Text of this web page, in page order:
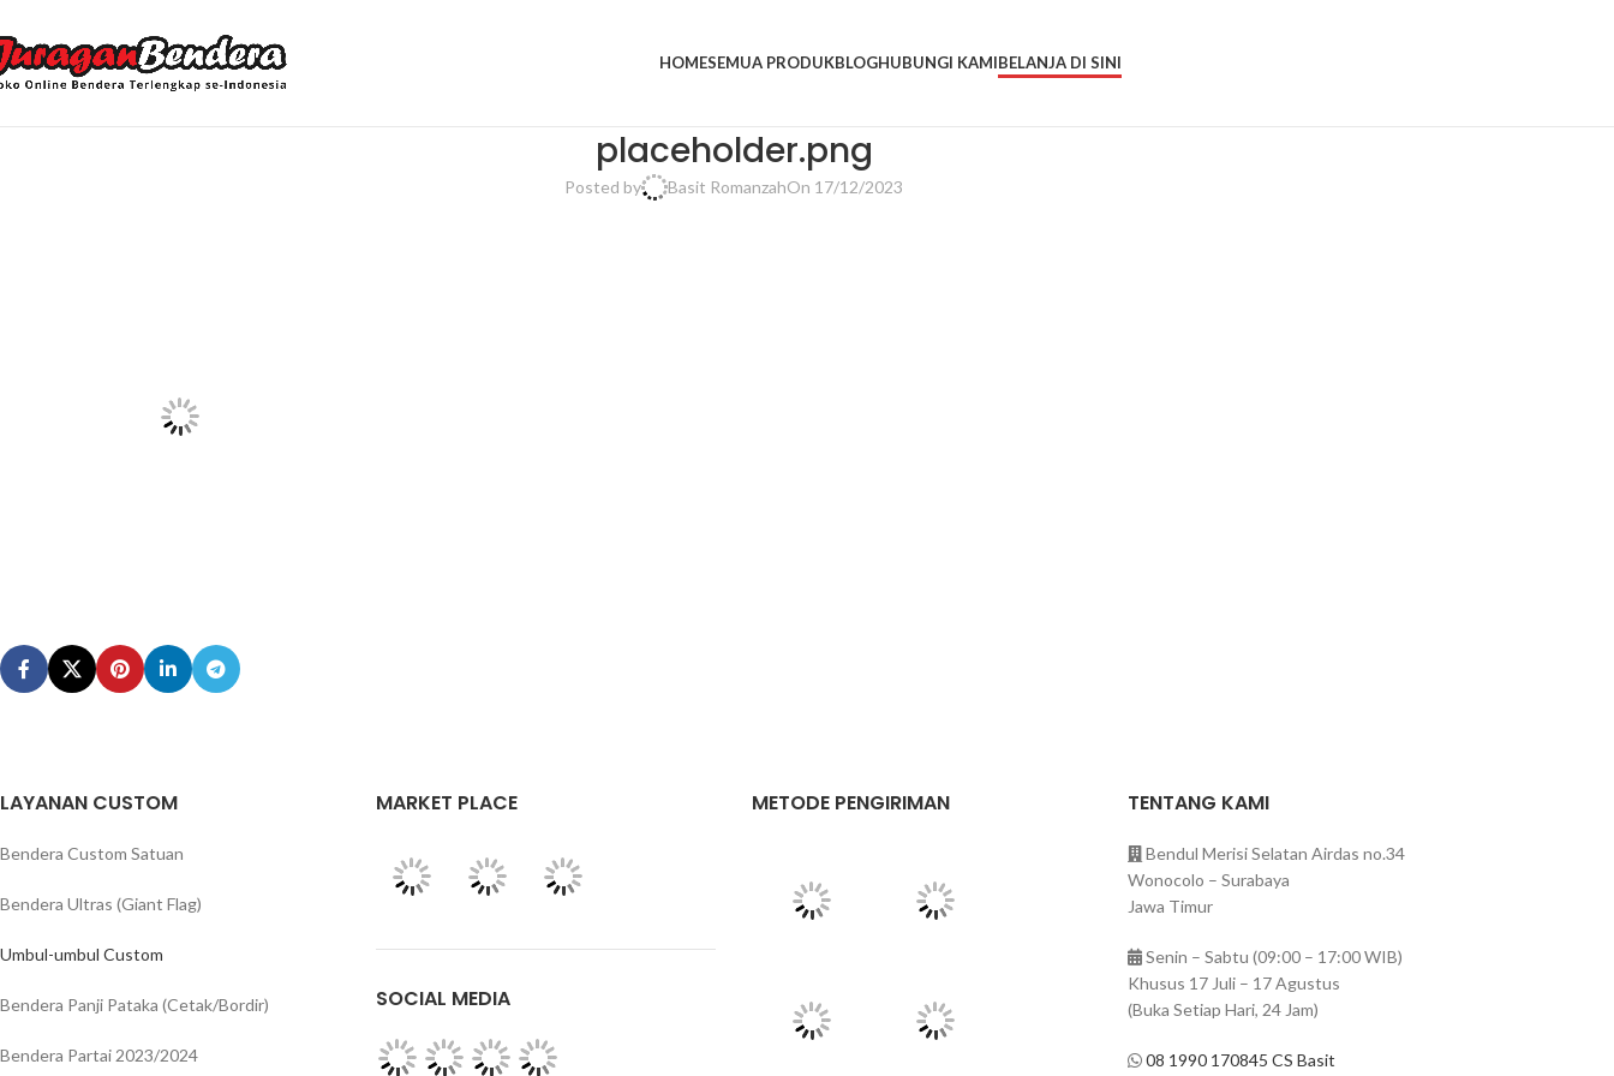
HOMESEMUA PRODUKBLOGHUBUNGI KAMIBELANJA DI SINI
placeholder.png
Posted by Basit RomanzahOn 17/12/2023
LAYANAN CUSTOM
Bendera Custom Satuan
Bendera Ultras (Giant Flag)
Umbul-umbul Custom
Bendera Panji Pataka (Cetak/Bordir)
Bendera Partai 2023/2024
MARKET PLACE
SOCIAL MEDIA
METODE PENGIRIMAN TENTANG KAMI
Bendul Merisi Selatan Airdas no.34
Wonocolo – Surabaya
Jawa Timur
Senin – Sabtu (09:00 – 17:00 WIB)
Khusus 17 Juli – 17 Agustus
(Buka Setiap Hari, 24 Jam)
08 1990 170845 CS Basit